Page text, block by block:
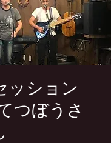
ッション
つぼうさ